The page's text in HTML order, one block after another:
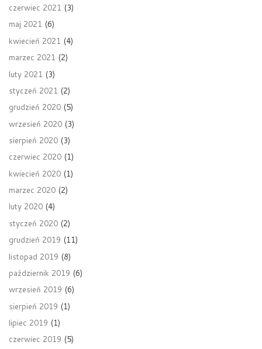
czerwiec 2021 (3)
maj 2021 (6)
kwiecień 2021 (4)
marzec 2021 (2)
luty 2021 (3)
styczeń 2021 (2)
grudzień 2020 (5)
wrzesień 2020 (3)
sierpień 2020 (3)
czerwiec 2020 (1)
kwiecień 2020 (1)
marzec 2020 (2)
luty 2020 (4)
styczeń 2020 (2)
grudzień 2019 (11)
listopad 2019 (8)
październik 2019 (6)
wrzesień 2019 (6)
sierpień 2019 (1)
lipiec 2019 (1)
czerwiec 2019 (5)